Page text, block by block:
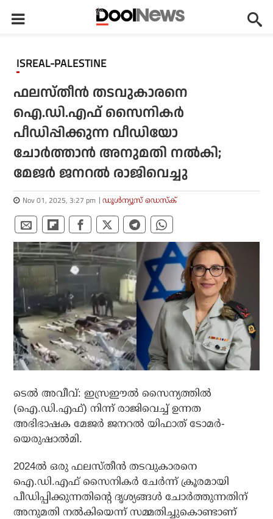
ISREAL-PALESTINE
ഫലസ്തീന്‍ തടവുകാരനെ
ഐ.ഡി.എഫ് സൈനികര്‍
പീഡിപ്പിക്കുന്ന വീഡിയോ
ചോര്‍ത്താന്‍ അനുമതി നല്‍കി;
മേജര്‍ ജനറല്‍ രാജിവെച്ചു
Nov 01, 2025, 3:27 pm ഡൂള്‍ന്യൂസ് ഡെസ്‌ക്
ടെല്‍ അവീവ്: ഇസ്രഈല്‍ സൈന്യത്തില്‍
(ഐ.ഡി.എഫ്) നിന്ന് രാജിവെച്ച് ഉന്നത
അഭിഭാഷക മേജര്‍ ജനറല്‍ യിഫാത് ടോമര്‍-
യെരുഷാല്‍മി.
2024ല്‍ ഒരു ഫലസ്തീന്‍ തടവുകാരനെ
ഐ.ഡി.എഫ് സൈനികര്‍ ചേര്‍ന്ന് ക്രൂരമായി
പീഡിപ്പിക്കുന്നതിന്റെ ദൃശ്യങ്ങള്‍ ചോര്‍ത്തുന്നതിന്
അനുമതി നല്‍കിയെന്ന് സമ്മതിച്ചുകൊണ്ടാണ്